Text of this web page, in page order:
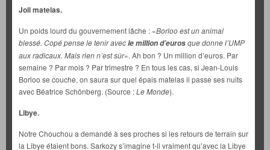
Joli matelas.
Un poids lourd du gouvernement lâche : «Borloo est un animal
blessé. Copé pense le tenir avecle million d’eurosque donne l’UMP
aux radicaux. Mais rien n’est sûr». Ah bon ? Un million d’euros. Par
semaine ? Par mois ? Par trimestre ? En tous les cas, si Jean-Louis
Borloo se couche, on saura sur quel épais matelas il passe ses nuits
avec Béatrice Schönberg. (Source :Le Monde).
Libye.
Notre Chouchou a demandé à ses proches si les retours de terrain sur
la Libye étaient bons. Sarkozy s’imagine t-il vraiment qu’avec la Libye